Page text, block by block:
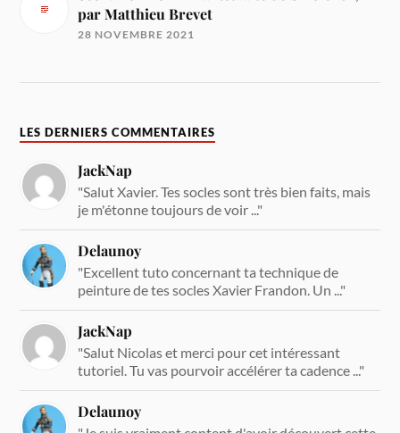
par Matthieu Brevet
28 NOVEMBRE 2021
LES DERNIERS COMMENTAIRES
JackNap
"Salut Xavier. Tes socles sont très bien faits, mais
je m'étonne toujours de voir ..."
Delaunoy
"Excellent tuto concernant ta technique de
peinture de tes socles Xavier Frandon. Un ..."
JackNap
"Salut Nicolas et merci pour cet intéressant
tutoriel. Tu vas pourvoir accélérer ta cadence ..."
Delaunoy